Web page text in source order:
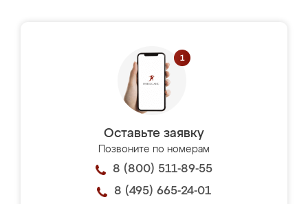
Оставьте заявку
Позвоните по номерам
8 (800) 511-89-55
8 (495) 665-24-01